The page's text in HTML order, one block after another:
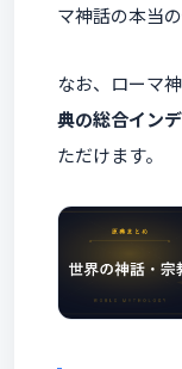
マ神話の本当
なお、ローマ
典の総合イン
ただけます。